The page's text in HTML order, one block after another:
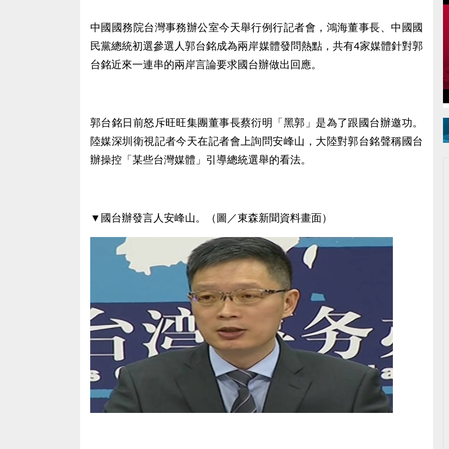
中國國務院台灣事務辦公室今天舉行例行記者會，鴻海董事長、中國國
民黨總統初選參選人郭台銘成為兩岸媒體發問熱點，共有4家媒體針對郭
台銘近來一連串的兩岸言論要求國台辦做出回應。
郭台銘日前怒斥旺旺集團董事長蔡衍明「黑郭」是為了跟國台辦邀功。
陸媒深圳衛視記者今天在記者會上詢問安峰山，大陸對郭台銘聲稱國台
辦操控「某些台灣媒體」引導總統選舉的看法。
▼國台辦發言人安峰山。（圖／東森新聞資料畫面）